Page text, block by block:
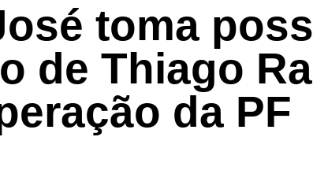
toma
de Thiago
da PF